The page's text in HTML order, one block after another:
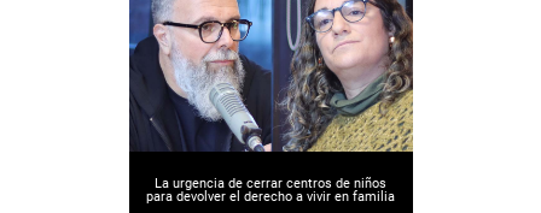
La urgencia de cerrar centros de niños
para devolver el derecho a vivir en familia